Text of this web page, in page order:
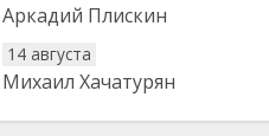
Аркадий Плискин
14 августа
Михаил Хачатурян
20 августа